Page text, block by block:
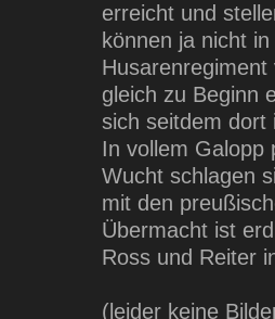
erreicht und
können ja nicht
gleich zu Beginn
sich seitdem dort
In vollem Galopp
Wucht schlagen
mit den
Übermacht ist
Ross und Reiter
(leider keine